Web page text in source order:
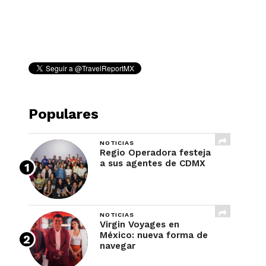
Populares
NOTICIAS
Regio Operadora festeja
a sus agentes de CDMX
NOTICIAS
Virgin Voyages en
México: nueva forma de
navegar